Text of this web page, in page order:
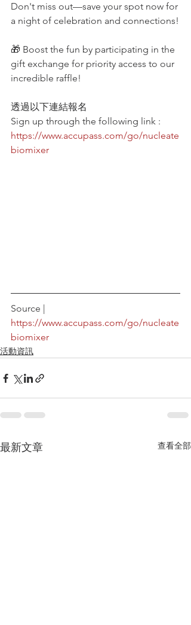
Don't miss out—save your spot now for
a night of celebration and connections!
🎁 Boost the fun by participating in the
gift exchange for priority access to our
incredible raffle!
透過以下連結報名
Sign up through the following link :
https://www.accupass.com/go/nucleate
biomixer
Source |
https://www.accupass.com/go/nucleate
biomixer
活動資訊
最新文章 查看全部